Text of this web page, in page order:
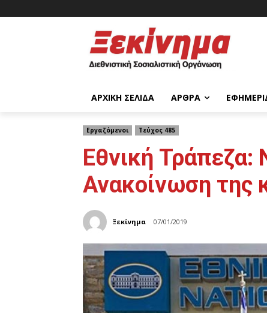
ΑΡΧΙΚΉ ΣΕΛΊΔΑ ΆΡΘΡΑ
Εργαζόμενοι Τεύχος 485
Εθνική Τράπεζα:
Ανακοίνωση της
Ξεκίνημα 07/01/2019